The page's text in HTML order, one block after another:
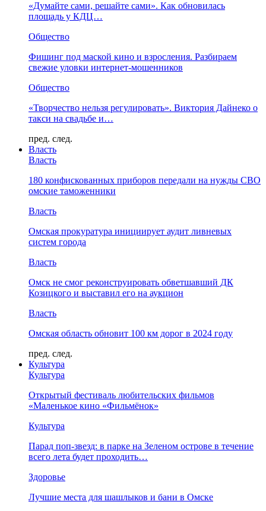
«Думайте сами, решайте сами». Как обновилась
площадь у КДЦ…
Общество
Фишинг под маской кино и взросления. Разбираем
свежие уловки интернет-мошенников
Общество
«Творчество нельзя регулировать». Виктория Дайнеко о
такси на свадьбе и…
пред. след.
Власть
Власть
180 конфискованных приборов передали на нужды СВО
омские таможенники
Власть
Омская прокуратура инициирует аудит ливневых
систем города
Власть
Омск не смог реконструировать обветшавший ДК
Козицкого и выставил его на аукцион
Власть
Омская область обновит 100 км дорог в 2024 году
пред. след.
Культура
Культура
Открытый фестиваль любительских фильмов
«Маленькое кино «Фильмёнок»
Культура
Парад поп-звезд: в парке на Зеленом острове в течение
всего лета будет проходить…
Здоровье
Лучшие места для шашлыков и бани в Омске